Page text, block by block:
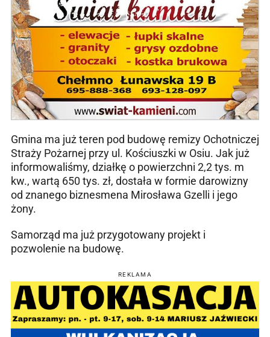
Gmina ma już teren pod budowę remizy Ochotniczej
Straży Pożarnej przy ul. Kościuszki w Osiu. Jak już
informowaliśmy, działkę o powierzchni 2,2 tys. m
kw., wartą 650 tys. zł, dostała w formie darowizny
od znanego biznesmena Mirosława Gzelli i jego
żony.
Samorząd ma już przygotowany projekt i
pozwolenie na budowę.
REKLAMA